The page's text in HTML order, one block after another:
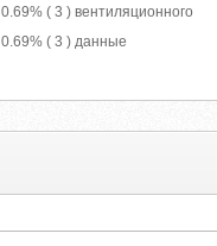
0.69% ( 3 ) вентиляционного
0.69% ( 3 ) данные